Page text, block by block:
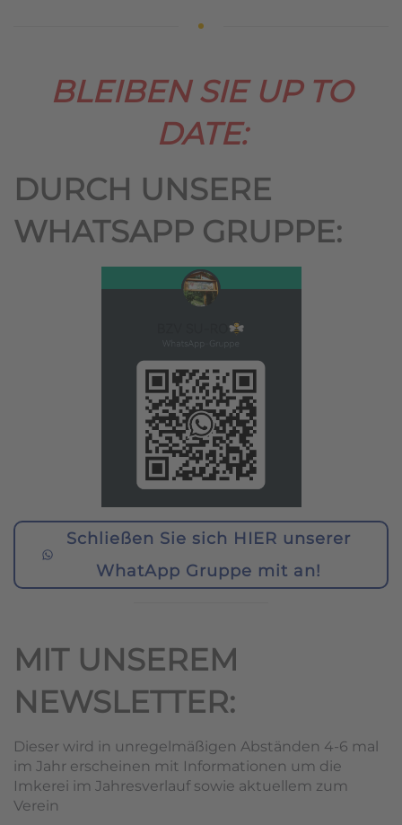
BLEIBEN SIE UP TO
DATE:
DURCH UNSERE
WHATSAPP GRUPPE:
Schließen Sie sich HIER unserer
WhatApp Gruppe mit an!
MIT UNSEREM
NEWSLETTER:
Dieser wird in unregelmäßigen Abständen 4-6 mal
im Jahr erscheinen mit Informationen um die
Imkerei im Jahresverlauf sowie aktuellem zum
Verein